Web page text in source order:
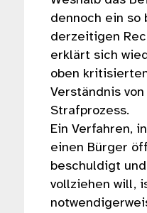
dennoch ein
derzeitigen
erklärt sich
oben
Verständnis
Strafprozess.
Ein Verfahren,
einen Bürger
beschuldigt
vollziehen will,